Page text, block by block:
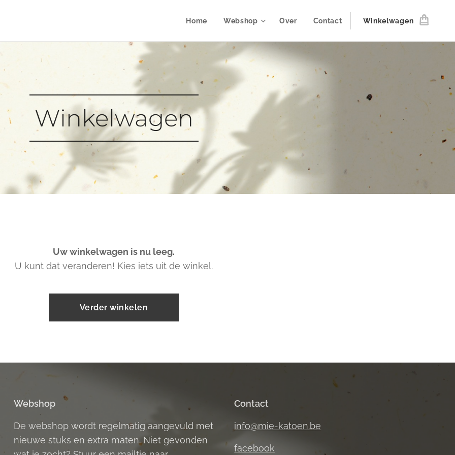
Home Webshop Over Contact Winkelwagen
Winkelwagen
Uw winkelwagen is nu leeg.
U kunt dat veranderen! Kies iets uit de winkel.
Verder winkelen
Webshop
De webshop wordt regelmatig aangevuld met
nieuwe stuks en extra maten. Niet gevonden
Contact
info@mie-katoen.be
facebook